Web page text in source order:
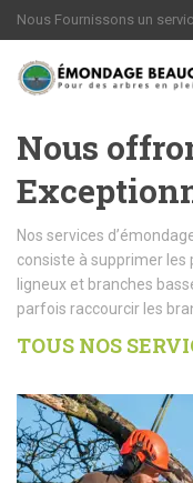
Nous Fournissons un
Nous
Nos services
consiste à supprimer les
ligneux et branches
parfois raccourcir les
TOUS NOS